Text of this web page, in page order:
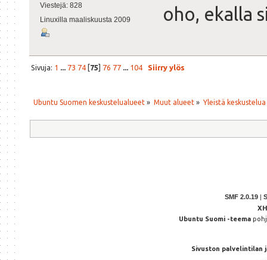
Viestejä: 828
Linuxilla maaliskuusta 2009
oho, ekalla
Sivuja: 1 ... 73 74[75] 76 77 ... 104 Siirry ylös
Ubuntu Suomen keskustelualueet » Muut alueet» Yleistä keskustelua
SMF 2.0.19
Ubuntu Suomi -teema
Sivuston palvelintilan